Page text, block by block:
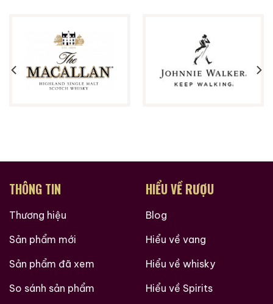
THÔNG TIN
Thương hiệu
Sản phẩm mới
Sản phẩm đã xem
So sánh sản phẩm
HIỂU VỀ RƯỢU
Blog
Hiểu về vang
Hiểu về whisky
Hiểu về Spirits